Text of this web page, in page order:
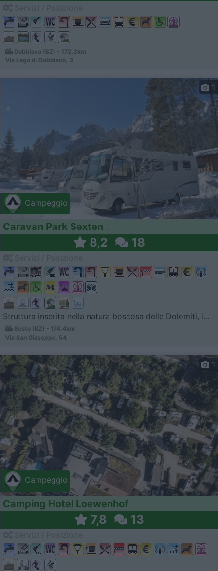
Dobbiaco (BZ) - 172.3km
Via Lago di Dobbiaco, 3
Campeggio
1
Caravan Park Sexten
8,2 18
Struttura inserita nella natura boscosa delle Dolomiti, i...
Sesto (BZ) - 174.4km
Via San Giuseppe, 54
Campeggio
1
Camping Hotel Loewenhof
7,8 13